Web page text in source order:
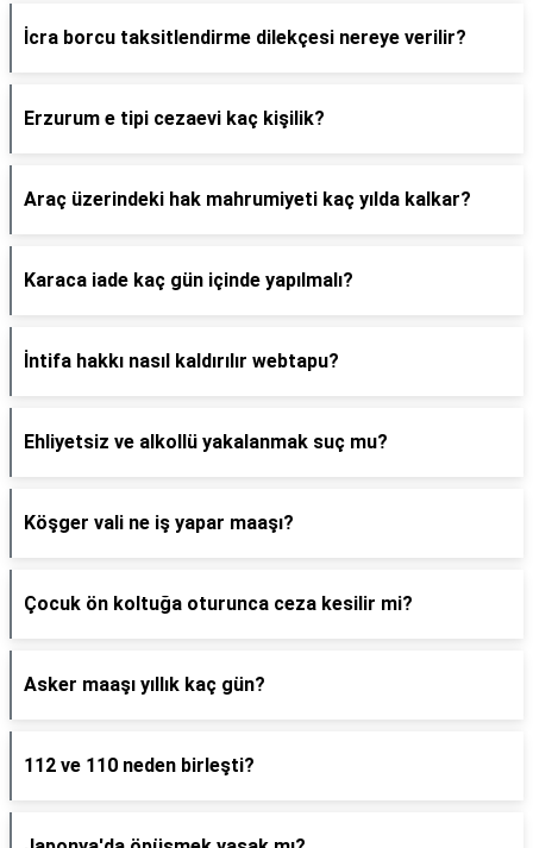
İcra borcu taksitlendirme dilekçesi nereye verilir?
Erzurum e tipi cezaevi kaç kişilik?
Araç üzerindeki hak mahrumiyeti kaç yılda kalkar?
Karaca iade kaç gün içinde yapılmalı?
İntifa hakkı nasıl kaldırılır webtapu?
Ehliyetsiz ve alkollü yakalanmak suç mu?
Köşger vali ne iş yapar maaşı?
Çocuk ön koltuğa oturunca ceza kesilir mi?
Asker maaşı yıllık kaç gün?
112 ve 110 neden birleşti?